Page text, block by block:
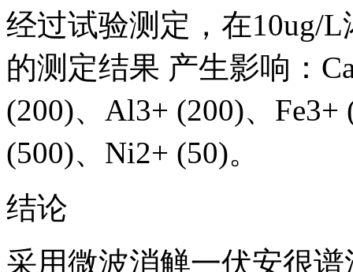
经过试验测定，在10ug/
的测定结果 产生影响：
(200)、Al3+ (200)、Fe3+
(500)、Ni2+ (50)。
结论
采用微波消觯一伏安很